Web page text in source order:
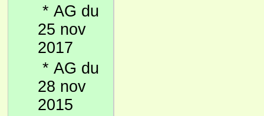
* AG du
25 nov
2017
* AG du
28 nov
2015